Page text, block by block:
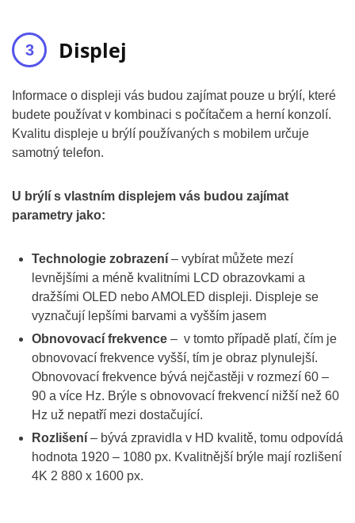
Displej
Informace o displeji vás budou zajímat pouze u brýlí, které
budete používat v kombinaci s počítačem a herní konzolí.
Kvalitu displeje u brýlí používaných s mobilem určuje
samotný telefon.
U brýlí s vlastním displejem vás budou zajímat
parametry jako:
Technologie zobrazení – vybírat můžete mezí
levnějšími a méně kvalitními LCD obrazovkami a
dražšími OLED nebo AMOLED displeji. Displeje se
vyznačují lepšími barvami a vyšším jasem
Obnovovací frekvence – v tomto případě platí, čím je
obnovovací frekvence vyšší, tím je obraz plynulejší.
Obnovovací frekvence bývá nejčastěji v rozmezí 60 –
90 a více Hz. Brýle s obnovovací frekvencí nižší než 60
Hz už nepatří mezi dostačující.
Rozlišení – bývá zpravidla v HD kvalitě, tomu odpovídá
hodnota 1920 – 1080 px. Kvalitnější brýle mají rozlišení
4K 2 880 x 1600 px.